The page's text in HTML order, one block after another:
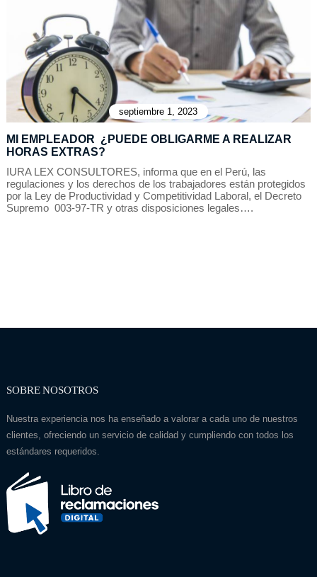
septiembre 1, 2023
MI EMPLEADOR ¿PUEDE OBLIGARME A REALIZAR
HORAS EXTRAS?
IURA LEX CONSULTORES, informa que en el Perú, las
regulaciones y los derechos de los trabajadores están protegidos
por la Ley de Productividad y Competitividad Laboral, el Decreto
Supremo 003-97-TR y otras disposiciones legales….
SOBRE NOSOTROS
Nuestra experiencia nos ha enseñado a valorar a cada uno de nuestros
clientes, ofreciendo un servicio de calidad y cumpliendo con todos los
estándares requeridos.